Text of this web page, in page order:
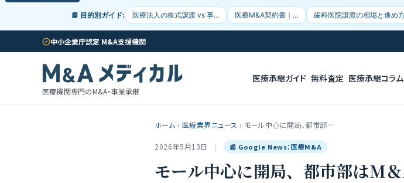
📘 目的別ガイド: 医療法人の株式譲渡 vs 事… 医療M&A契約書｜… 歯科医院譲渡の相場と進め
中小企業庁認定 M&A支援機関
医療機関専門のM&A・事業承継
医療承継ガイド 無料査定 医療承継コラム
ホーム › 医療業界ニュース › モール中心に開局、都市部…
2026年5月13日 | 📰 Google News：医療M&A
モール中心に開局、都市部はM